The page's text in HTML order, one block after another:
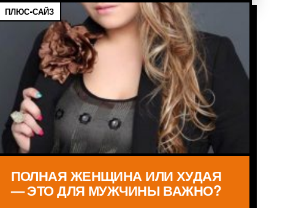
ПЛЮС-САЙЗ
ПОЛНАЯ ЖЕНЩИНА ИЛИ ХУДАЯ
— ЭТО ДЛЯ МУЖЧИНЫ ВАЖНО?